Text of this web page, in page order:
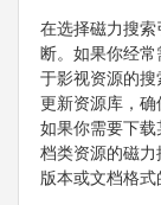
在选择磁力搜
断。如果你经
于影视资源的
更新资源库，
如果你需要下
档类资源的磁
版本或文档格式